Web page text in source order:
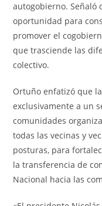
autogobierno. Señaló
oportunidad para
promover el
que trasciende las
colectivo.
Ortuño enfatizó que
exclusivamente a un
comunidades
todas las vecinas y
posturas, para
la transferencia de
Nacional hacia las